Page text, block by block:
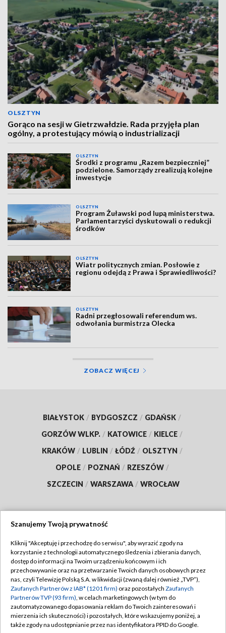
OLSZTYN
Gorąco na sesji w Gietrzwałdzie. Rada przyjęła plan
ogólny, a protestujący mówią o industrializacji
OLSZTYN
Środki z programu „Razem bezpieczniej”
podzielone. Samorządy zrealizują kolejne
inwestycje
OLSZTYN
Program Żuławski pod lupą ministerstwa.
Parlamentarzyści dyskutowali o redukcji
środków
OLSZTYN
Wiatr politycznych zmian. Posłowie z
regionu odejdą z Prawa i Sprawiedliwości?
OLSZTYN
Radni przegłosowali referendum ws.
odwołania burmistrza Olecka
ZOBACZ WIĘCEJ
BIAŁYSTOK / BYDGOSZCZ / GDAŃSK /
GORZÓW WLKP. / KATOWICE / KIELCE /
KRAKÓW / LUBLIN / ŁÓDŹ / OLSZTYN /
OPOLE / POZNAŃ / RZESZÓW /
SZCZECIN / WARSZAWA / WROCŁAW
TVP
Abonament TVP
Emisja w TVP
Centrum informacji TVP
Naziemna Telewizja Cyfrowa
Regulamin TVP
Polityka prywatności
Moje zgody
Pomoc
Szanujemy Twoją prywatność
Kliknij "Akceptuję i przechodzę do serwisu", aby wyrazić zgody na
korzystanie z technologii automatycznego śledzenia i zbierania danych,
dostęp do informacji na Twoim urządzeniu końcowym i ich
przechowywanie oraz na przetwarzanie Twoich danych osobowych przez
nas, czyli Telewizję Polską S.A. w likwidacji (zwaną dalej również „TVP”),
Zaufanych Partnerów z IAB* (1201 firm) oraz pozostałych Zaufanych
Partnerów TVP (93 firm), w celach marketingowych (w tym do
zautomatyzowanego dopasowania reklam do Twoich zainteresowań i
mierzenia ich skuteczności) i pozostałych, które wskazujemy poniżej, a
także zgody na udostępnianie przez nas identyfikatora PPID do Google.